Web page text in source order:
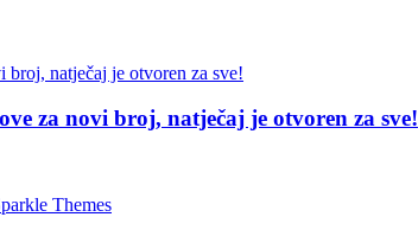
za novi broj, natječaj je otvoren za sve!
Themes